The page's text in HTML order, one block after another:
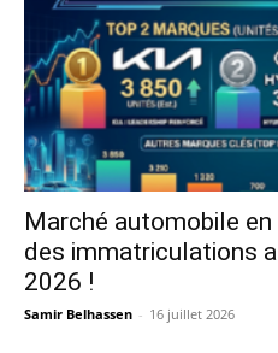
Marché automobile en
des immatriculations
2026 !
Samir Belhassen - 16 juillet 2026